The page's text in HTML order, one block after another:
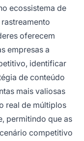
ecossistema de
oferecem
empresas a
identificar
de conteúdo
mais valiosas
real de múltiplos
permitindo que as
competitivo